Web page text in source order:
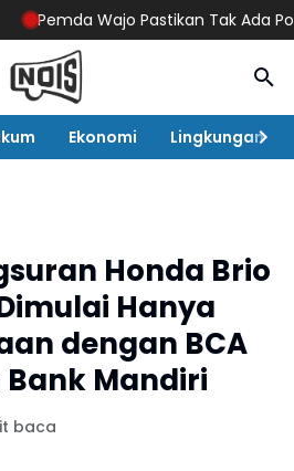
Pemda Wajo Pastikan Tak Ada Pokok
Ekonomi Lingkungan
Honda Brio
Hanya
dengan BCA
Mandiri
baca